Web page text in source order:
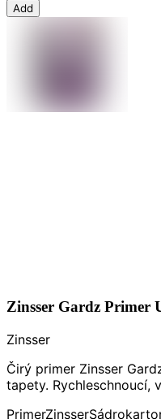
Add
Zinsser Gardz Primer
Zinsser
Čirý primer Zinsser
tapety. Rychleschnoucí,
PrimerZinsser